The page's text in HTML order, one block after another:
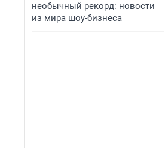
необычный рекорд: новости
из мира шоу-бизнеса